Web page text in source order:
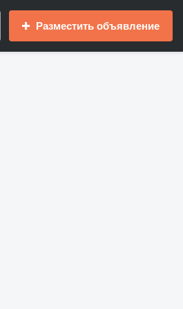
Разместить объявление